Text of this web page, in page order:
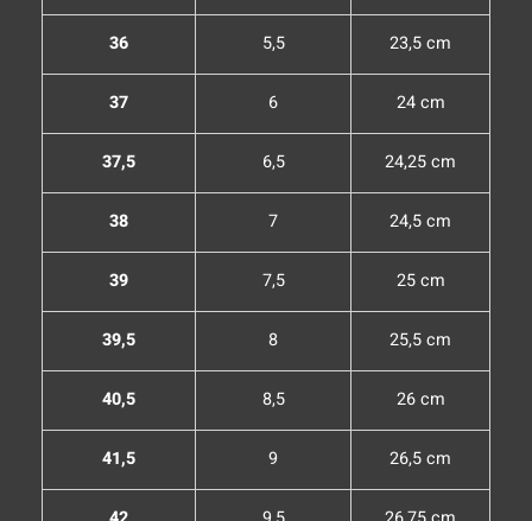
36 5,5 23,5 cm
37 6 24 cm
37,5 6,5 24,25 cm
38 7 24,5 cm
39 7,5 25 cm
39,5 8 25,5 cm
40,5 8,5 26 cm
41,5 9 26,5 cm